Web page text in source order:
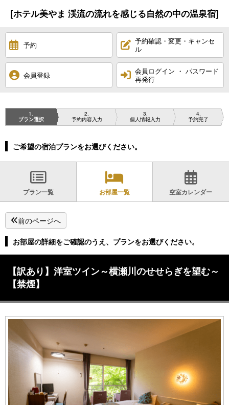
[ホテル美やま 渓流の流れを感じる自然の中の温泉宿]
予約
予約確認・変更・キャンセ
ル
会員登録
会員ログイン ・ パスワード
再発行
1
プラン選択
2
予約内容入力
3
個人情報入力
4
予約完了
ご希望の宿泊プランをお選びください。
プラン一覧 お部屋一覧 空室カレンダー
前のページへ
お部屋の詳細をご確認のうえ、プランをお選びください。
【訳あり】洋室ツイン～横瀬川のせせらぎを望む～
【禁煙】